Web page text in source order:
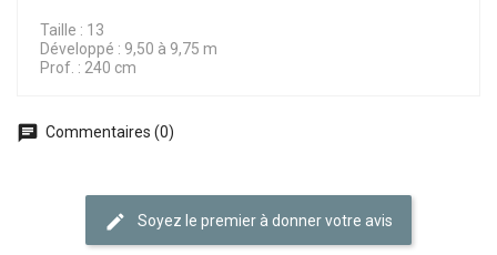
Taille : 13
Développé : 9,50 à 9,75 m
Prof. : 240 cm
Commentaires (0)
Soyez le premier à donner votre avis